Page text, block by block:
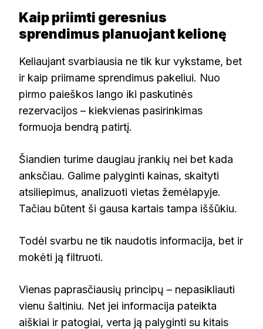
Kaip priimti geresnius
sprendimus planuojant kelionę
Keliaujant svarbiausia ne tik kur vykstame, bet
ir kaip priimame sprendimus pakeliui. Nuo
pirmo paieškos lango iki paskutinės
rezervacijos – kiekvienas pasirinkimas
formuoja bendrą patirtį.
Šiandien turime daugiau įrankių nei bet kada
anksčiau. Galime palyginti kainas, skaityti
atsiliepimus, analizuoti vietas žemėlapyje.
Tačiau būtent ši gausa kartais tampa iššūkiu.
Todėl svarbu ne tik naudotis informacija, bet ir
mokėti ją filtruoti.
Vienas paprasčiausių principų – nepasikliauti
vienu šaltiniu. Net jei informacija pateikta
aiškiai ir patogiai, verta ją palyginti su kitais